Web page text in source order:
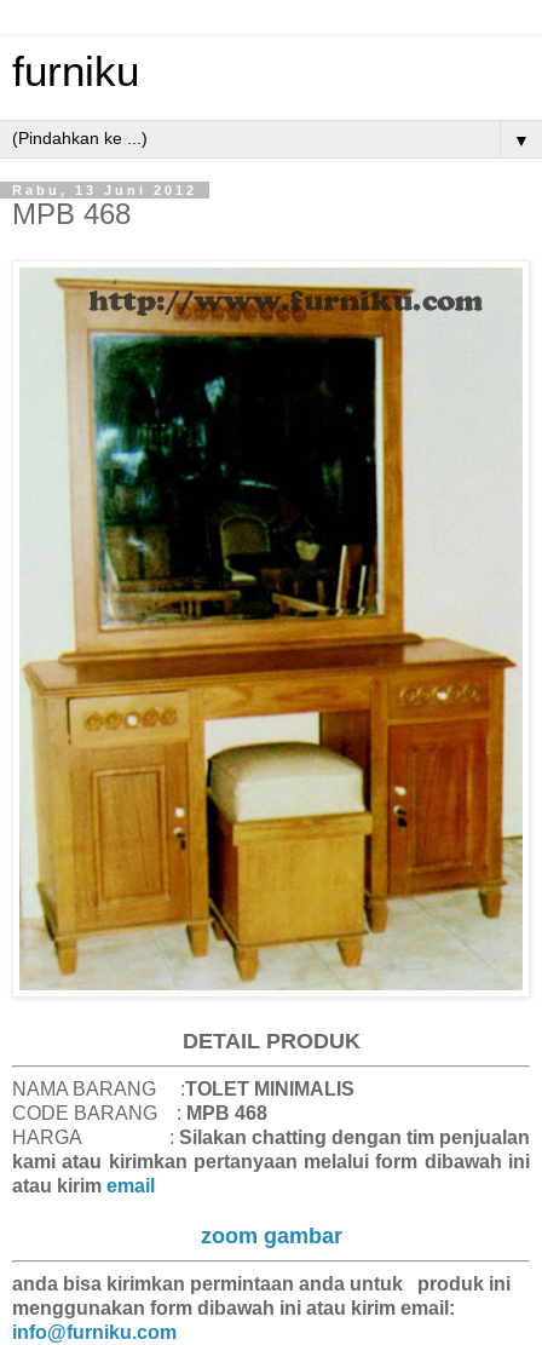
furniku
▼
Rabu, 13 Juni 2012
MPB 468
DETAIL PRODUK
NAMA BARANG :TOLET MINIMALIS
CODE BARANG : MPB 468
HARGA : Silakan chatting dengan tim penjualan
kami atau kirimkan pertanyaan melalui form dibawah ini
atau kirim email
zoom gambar
anda bisa kirimkan permintaan anda untuk produk ini
menggunakan form dibawah ini atau kirim email:
info@furniku.com